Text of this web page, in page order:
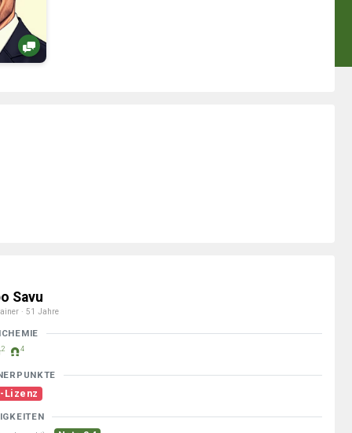
Savu
· 51 Jahre
2 4
Lizenz